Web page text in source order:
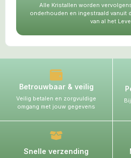
Alle Kristallen worden
onderhouden en ingestraald vanuit
van al het
Betrouwbaar & veilig
Veilig betalen en zorgvuldige
omgang met jouw gegevens
Snelle verzending